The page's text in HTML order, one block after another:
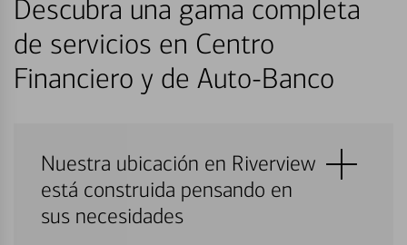
Descubra una gama completa
de servicios en Centro
Financiero y de Auto-Banco
Nuestra ubicación en Riverview
está construida pensando en
sus necesidades